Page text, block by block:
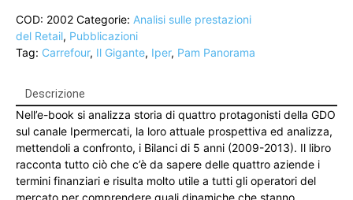
Iper
a
confronto
anni
2009-
2013
quantità
COD: 2002 Categorie: Analisi sulle prestazioni
del Retail, Pubblicazioni
Tag: Carrefour, Il Gigante, Iper, Pam Panorama
Descrizione
Nell’e-book si analizza storia di quattro protagonisti della GDO
sul canale Ipermercati, la loro attuale prospettiva ed analizza,
mettendoli a confronto, i Bilanci di 5 anni (2009-2013). Il libro
racconta tutto ciò che c’è da sapere delle quattro aziende i
termini finanziari e risulta molto utile a tutti gli operatori del
mercato per comprendere quali dinamiche che stanno